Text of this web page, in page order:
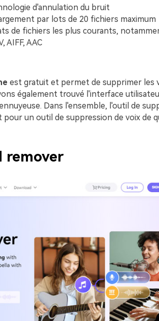
d'annulation du bruit
par lots de 20 fichiers maximum
de fichiers les plus courants,
AIFF, AAC
est gratuit et permet de supprimer les
également trouvé l'interface
Dans l'ensemble, l'outil de
pour un outil de suppression de voix de
remover